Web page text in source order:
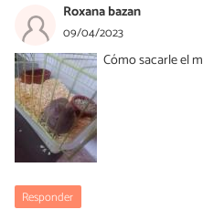
Roxana bazan
09/04/2023
Cómo sacarle el
Responder